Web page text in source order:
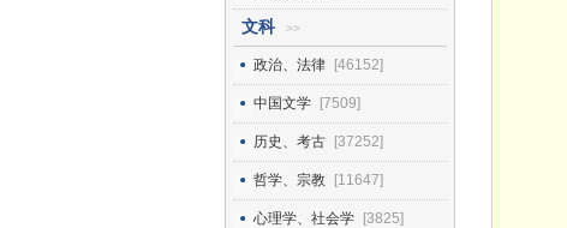
文科 >>
政治、法律 [46152]
中国文学 [7509]
历史、考古 [37252]
哲学、宗教 [11647]
心理学、社会学 [3825]